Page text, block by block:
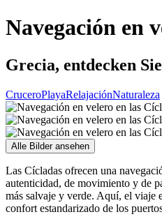
Navegación en
Grecia, entdecken
CruceroPlayaRelajaciónNaturaleza
Alle Bilder ansehen
Las Cícladas ofrecen una
autenticidad, de movimiento y de
más salvaje y verde. Aquí, el viaje
confort estandarizado de los